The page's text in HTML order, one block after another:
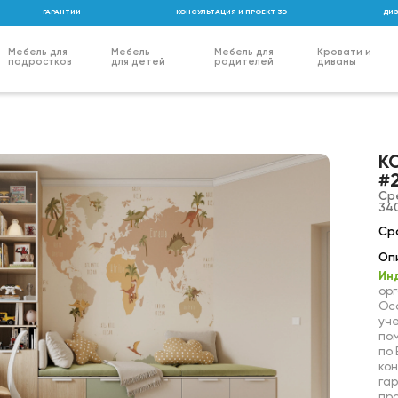
ГАРАНТИИ КОНСУЛЬТАЦИЯ И ПРОЕКТ 3D
Мебель для
подростков
Мебель
для детей
Мебель для
родителей
Кровати и
диваны
по